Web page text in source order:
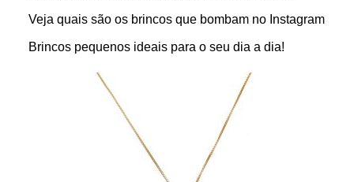
Veja quais são os brincos que bombam no Instagram
Brincos pequenos ideais para o seu dia a dia!